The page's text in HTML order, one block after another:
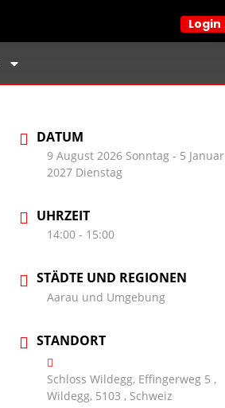
Login
DATUM
9 August 2026 Sonntag - 5 Januar
2027 Dienstag
UHRZEIT
14:00 - 15:00
STÄDTE UND REGIONEN
Aarau und Umgebung
STANDORT
Schloss Wildegg, Effingerweg 5 ,
Wildegg, 5103 , Schweiz